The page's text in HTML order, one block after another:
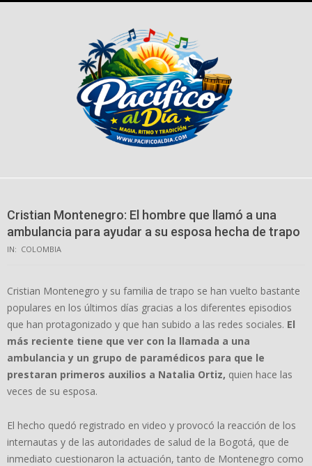
Cristian Montenegro: El hombre que llamó a una
ambulancia para ayudar a su esposa hecha de trapo
IN: COLOMBIA
Cristian Montenegro y su familia de trapo se han vuelto bastante
populares en los últimos días gracias a los diferentes episodios
que han protagonizado y que han subido a las redes sociales. El
más reciente tiene que ver con la llamada a una
ambulancia y un grupo de paramédicos para que le
prestaran primeros auxilios a Natalia Ortiz, quien hace las
veces de su esposa.
El hecho quedó registrado en video y provocó la reacción de los
internautas y de las autoridades de salud de la Bogotá, que de
inmediato cuestionaron la actuación, tanto de Montenegro como